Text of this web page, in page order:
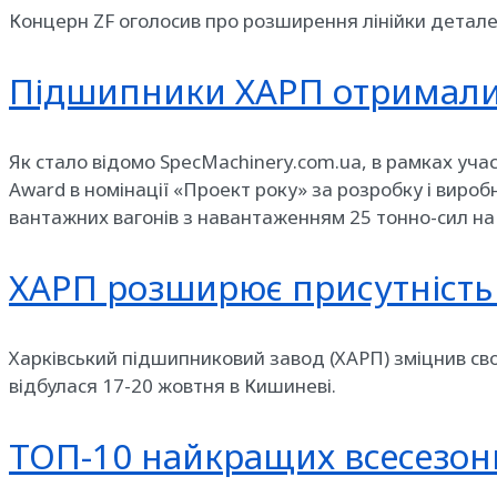
Концерн ZF оголосив про розширення лінійки
Підшипники ХАРП
Як стало відомо SpecMachinery.com.ua, в рамках
Award в номінації «Проект року» за розробку і
вантажних вагонів з навантаженням 25 тонно-сил на
ХАРП розширює
Харківський підшипниковий завод (ХАРП) зміцнив
відбулася 17-20 жовтня в Кишиневі.
ТОП-10 найкращих